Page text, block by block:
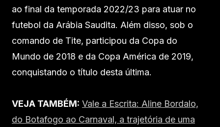
ao final da temporada 2022/23 para atuar no
futebol da Arábia Saudita. Além disso, sob o
comando de Tite, participou da Copa do
Mundo de 2018 e da Copa América de 2019,
conquistando o título desta última.
VEJA TAMBÉM: Vale a Escrita: Aline Bordalo,
do Botafogo ao Carnaval, a trajetória de uma